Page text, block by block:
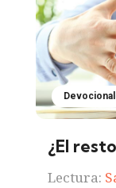
¿El
Lectura: